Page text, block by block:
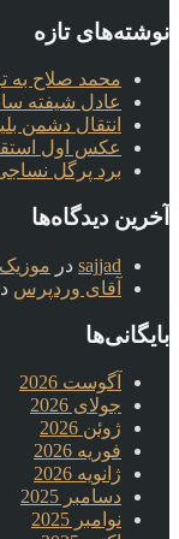
نوشته‌های تازه
محمد صلاح به
عادل شیفته
انتقال دشمن
عکس اول
برد پرگل
آخرین دیدگاه‌ها
sajjad در
آقای وردپرس
بایگانی‌ها
آگوست 2026
جولای 2026
ژوئن 2026
فوریه 2026
ژانویه 2026
دسامبر 2025
نوامبر 2025